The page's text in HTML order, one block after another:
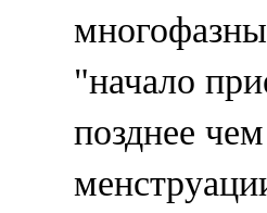
"начало
позднее